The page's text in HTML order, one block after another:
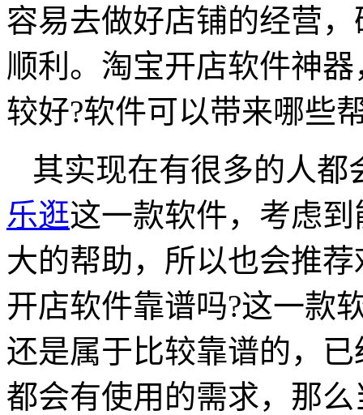
容易去做好店铺的经营
顺利。淘宝开店软件神
较好?软件可以带来哪些
其实现在有很多的人都
乐逛这一款软件，考虑
大的帮助，所以也会推
开店软件靠谱吗?这一款
还是属于比较靠谱的，
都会有使用的需求，那